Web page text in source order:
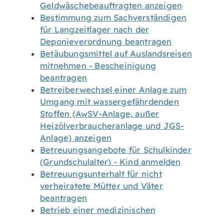
Geldwäschebeauftragten anzeigen
Bestimmung zum Sachverständigen
für Langzeitlager nach der
Deponieverordnung beantragen
Betäubungsmittel auf Auslandsreisen
mitnehmen - Bescheinigung
beantragen
Betreiberwechsel einer Anlage zum
Umgang mit wassergefährdenden
Stoffen (AwSV-Anlage, außer
Heizölverbraucheranlage und JGS-
Anlage) anzeigen
Betreuungsangebote für Schulkinder
(Grundschulalter) - Kind anmelden
Betreuungsunterhalt für nicht
verheiratete Mütter und Väter
beantragen
Betrieb einer medizinischen